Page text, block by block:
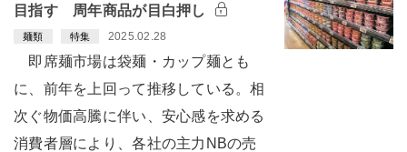
目指す 周年商品が目白押し
麺類 特集 2025.02.28
即席麺市場は袋麺・カップ麺とも
に、前年を上回って推移している。相
次ぐ物価高騰に伴い、安心感を求める
消費者層により、各社の主力NBの売